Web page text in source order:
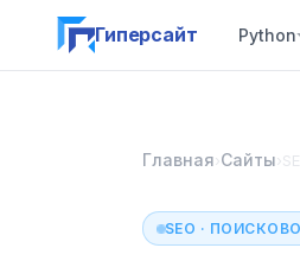
Гиперсайт Python
Главная›Сайты›
SEO ·